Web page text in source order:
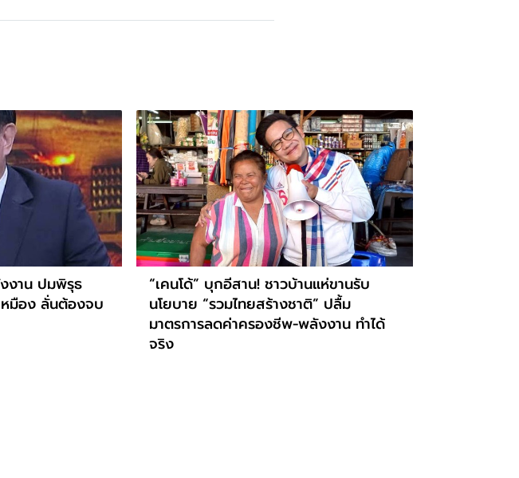
งาน ปมพิรุธ
หมือง ลั่นต้องจบ
“เคนโด้” บุกอีสาน! ชาวบ้านแห่ขานรับ
นโยบาย “รวมไทยสร้างชาติ” ปลื้ม
มาตรการลดค่าครองชีพ-พลังงาน ทำได้
จริง